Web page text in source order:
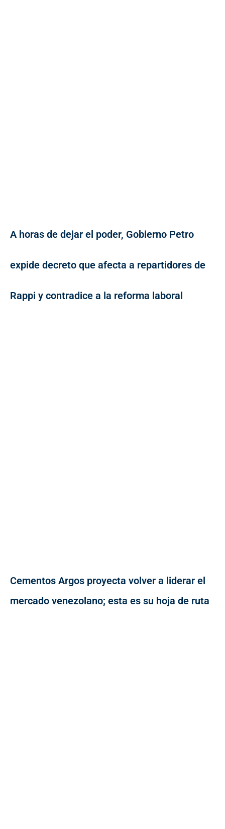
A horas de dejar el poder, Gobierno Petro
expide decreto que afecta a repartidores de
Rappi y contradice a la reforma laboral
Cementos Argos proyecta volver a liderar el
mercado venezolano; esta es su hoja de ruta